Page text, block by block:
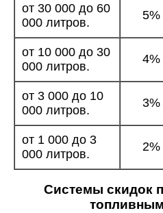
от 30 000 до 60
000 литров.
5%
от 10 000 до 30
000 литров.
4%
от 3 000 до 10
000 литров.
3%
от 1 000 до 3
000 литров.
2%
Системы скидок